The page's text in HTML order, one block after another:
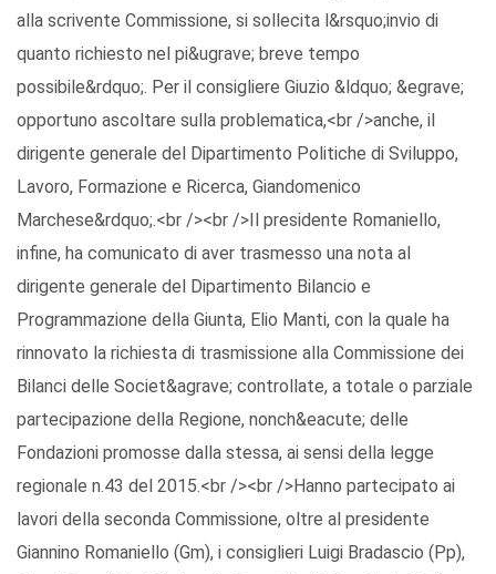
alla scrivente Commissione, si sollecita l&rsquo;invio di
quanto richiesto nel pi&ugrave; breve tempo
possibile&rdquo;. Per il consigliere Giuzio &ldquo; &egrave;
opportuno ascoltare sulla problematica,<br />anche, il
dirigente generale del Dipartimento Politiche di Sviluppo,
Lavoro, Formazione e Ricerca, Giandomenico
Marchese&rdquo;.<br /><br />Il presidente Romaniello,
infine, ha comunicato di aver trasmesso una nota al
dirigente generale del Dipartimento Bilancio e
Programmazione della Giunta, Elio Manti, con la quale ha
rinnovato la richiesta di trasmissione alla Commissione dei
Bilanci delle Societ&agrave; controllate, a totale o parziale
partecipazione della Regione, nonch&eacute; delle
Fondazioni promosse dalla stessa, ai sensi della legge
regionale n.43 del 2015.<br /><br />Hanno partecipato ai
lavori della seconda Commissione, oltre al presidente
Giannino Romaniello (Gm), i consiglieri Luigi Bradascio (Pp),